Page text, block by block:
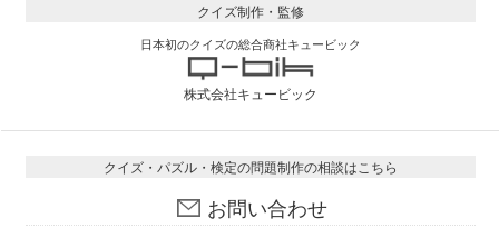
クイズ制作・監修
日本初のクイズの総合商社キュービック
株式会社キュービック
クイズ・パズル・検定の問題制作の相談はこちら
お問い合わせ